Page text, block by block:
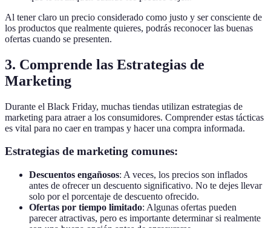
Al tener claro un precio considerado como justo y ser consciente de
los productos que realmente quieres, podrás reconocer las buenas
ofertas cuando se presenten.
3. Comprende las Estrategias de
Marketing
Durante el Black Friday, muchas tiendas utilizan estrategias de
marketing para atraer a los consumidores. Comprender estas tácticas
es vital para no caer en trampas y hacer una compra informada.
Estrategias de marketing comunes:
Descuentos engañosos: A veces, los precios son inflados
antes de ofrecer un descuento significativo. No te dejes llevar
solo por el porcentaje de descuento ofrecido.
Ofertas por tiempo limitado: Algunas ofertas pueden
parecer atractivas, pero es importante determinar si realmente